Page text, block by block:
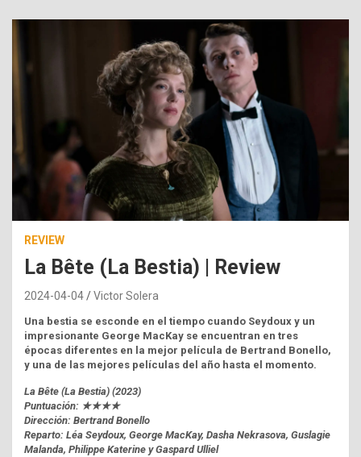
REVIEW
La Bête (La Bestia) | Review
2024-04-04 Victor Solera
Una bestia se esconde en el tiempo cuando Seydoux y un
impresionante George MacKay se encuentran en tres
épocas diferentes en la mejor película de Bertrand Bonello,
y una de las mejores películas del año hasta el momento.
La Bête (La Bestia) (2023)
Puntuación: ★★★★
Dirección: Bertrand Bonello
Reparto: Léa Seydoux, George MacKay, Dasha Nekrasova, Guslagie
Malanda, Philippe Katerine y Gaspard Ulliel